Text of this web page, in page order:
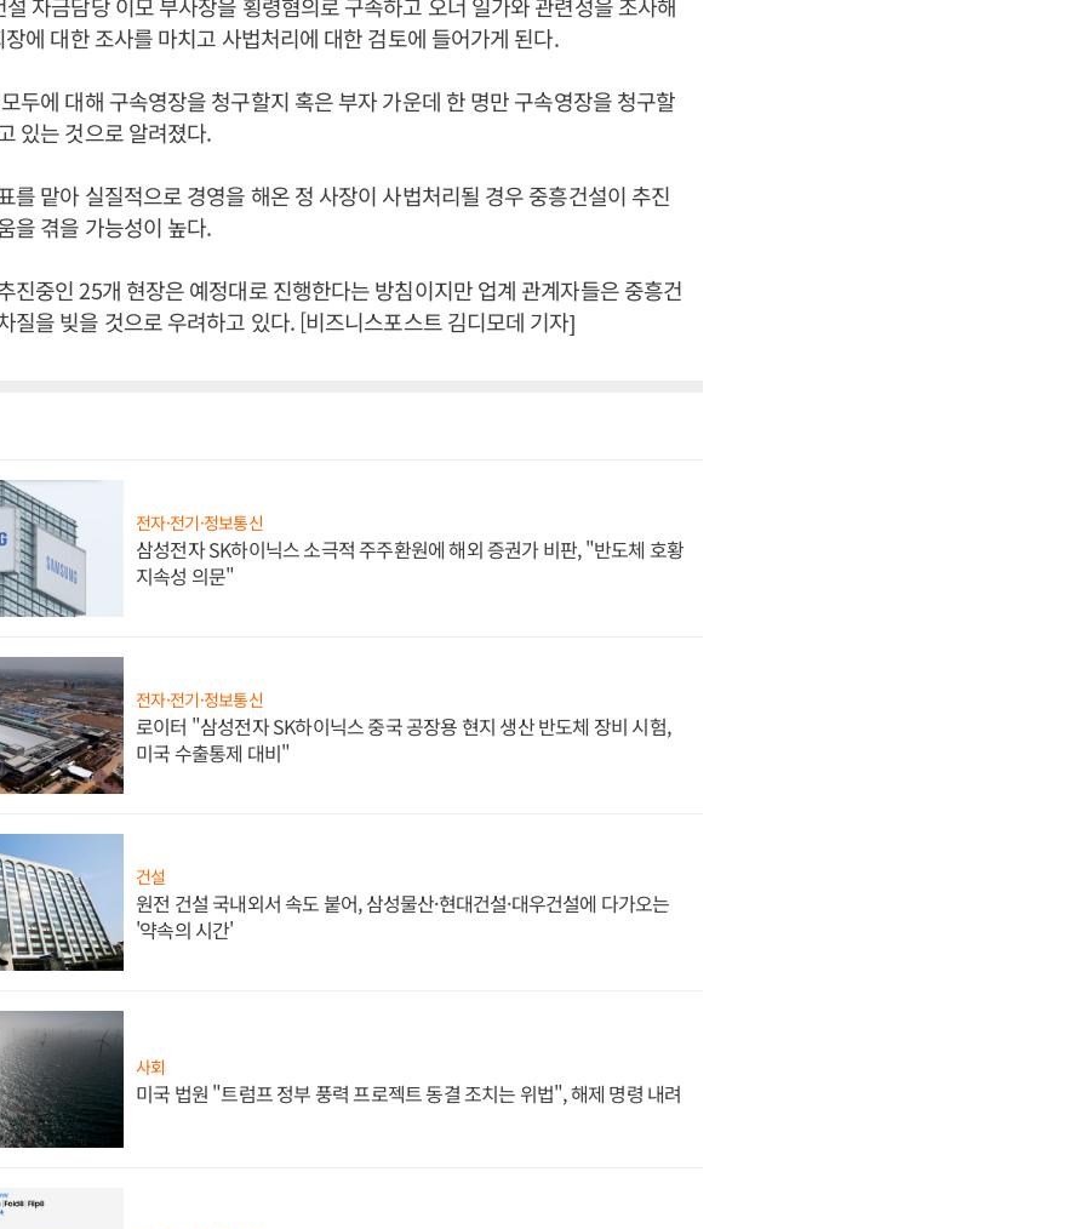
에 대한 조사를 마치고 사법처리에 대한 검토에 들어가게 된다.
두에 대해 구속영장을 청구할지 혹은 부자 가운데 한 명만 구속영장을 청구할
있는 것으로 알려졌다.
를 맡아 실질적으로 경영을 해온 정 사장이 사법처리될 경우 중흥건설이 추진
을 겪을 가능성이 높다.
진중인 25개 현장은 예정대로 진행한다는 방침이지만 업계 관계자들은 중흥건
질을 빚을 것으로 우려하고 있다. [비즈니스포스트 김디모데 기자]
전자·전기·정보통신
삼성전자 SK하이닉스 소극적 주주환원에 해외 증권가 비판, "반도체 호황
지속성 의문"
전자·전기·정보통신
로이터 "삼성전자 SK하이닉스 중국 공장용 현지 생산 반도체 장비 시험,
미국 수출통제 대비"
건설
원전 건설 국내외서 속도 붙어, 삼성물산·현대건설·대우건설에 다가오는
'약속의 시간'
사회
미국 법원 "트럼프 정부 풍력 프로젝트 동결 조치는 위법", 해제 명령 내려